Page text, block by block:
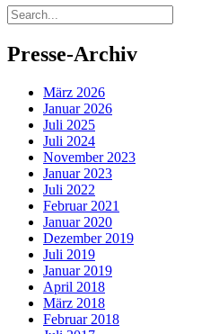
Presse-Archiv
März 2026
Januar 2026
Juli 2025
Juli 2024
November 2023
Januar 2023
Juli 2022
Februar 2021
Januar 2020
Dezember 2019
Juli 2019
Januar 2019
April 2018
März 2018
Februar 2018